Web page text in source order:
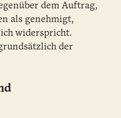
dem Auftrag,
als genehmigt,
widerspricht.
der